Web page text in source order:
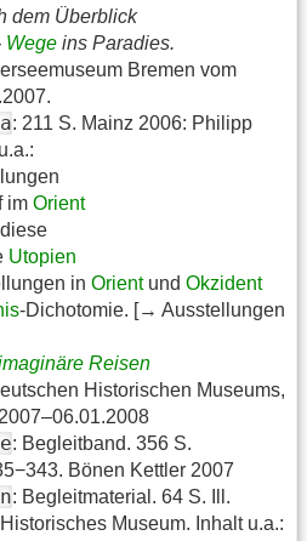
dem Überblick
Wege ins Paradies.
Bremen vom
: 211 S. Mainz 2006: Philipp
im Orient
Utopien
in Orientund Okzident
-Dichotomie. [→ Ausstellungen
Reisen
Historischen Museums,
: Begleitband. 356 S.
Bönen Kettler 2007
: Begleitmaterial. 64 S. Ill.
Museum. Inhalt u.a.: